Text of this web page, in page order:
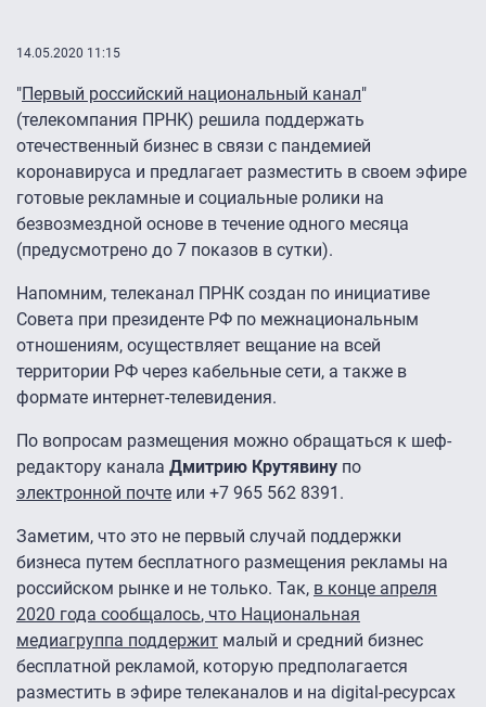
14.05.2020 11:15
"Первый российский национальный канал"
(телекомпания ПРНК) решила поддержать
отечественный бизнес в связи с пандемией
коронавируса и предлагает разместить в своем эфире
готовые рекламные и социальные ролики на
безвозмездной основе в течение одного месяца
(предусмотрено до 7 показов в сутки).
Напомним, телеканал ПРНК создан по инициативе
Совета при президенте РФ по межнациональным
отношениям, осуществляет вещание на всей
территории РФ через кабельные сети, а также в
формате интернет-телевидения.
По вопросам размещения можно обращаться к шеф-
редактору канала Дмитрию Крутявину по
электронной почте или +7 965 562 8391.
Заметим, что это не первый случай поддержки
бизнеса путем бесплатного размещения рекламы на
российском рынке и не только. Так, в конце апреля
2020 года сообщалось, что Национальная
медиагруппа поддержит малый и средний бизнес
бесплатной рекламой, которую предполагается
разместить в эфире телеканалов и на digital-ресурсах